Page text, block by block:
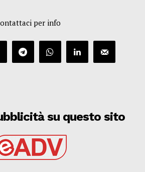
per info
su questo sito